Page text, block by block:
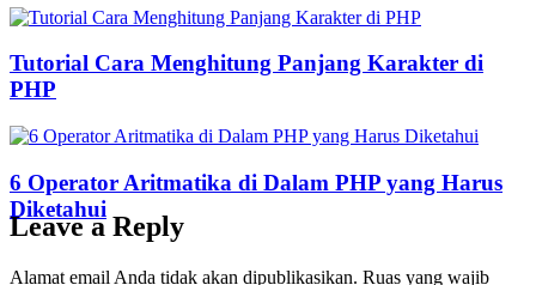
Tutorial Cara Menghitung Panjang Karakter di
PHP
6 Operator Aritmatika di Dalam PHP yang Harus
Diketahui
Leave a Reply
Alamat email Anda tidak akan dipublikasikan. Ruas yang wajib